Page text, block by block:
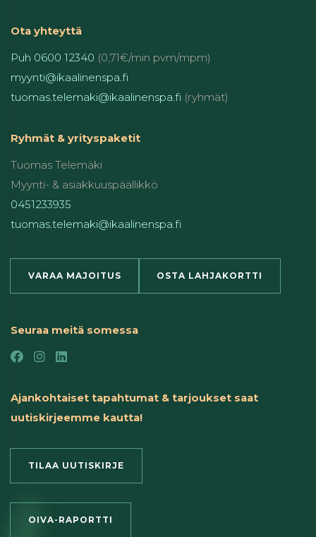
Ota yhteyttä
Puh 0600 12340 (0,71€/min pvm/mpm)
myynti@ikaalinenspa.fi
tuomas.telemaki@ikaalinenspa.fi (ryhmät)
Ryhmät & yrityspaketit
Tuomas Telemäki
Myynti- & asiakkuuspäällikkö
0451233935
tuomas.telemaki@ikaalinenspa.fi
VARAA MAJOITUS OSTA LAHJAKORTTI
Seuraa meitä somessa
Ajankohtaiset tapahtumat & tarjoukset saat
uutiskirjeemme kautta!
TILAA UUTISKIRJE
OIVA-RAPORTTI